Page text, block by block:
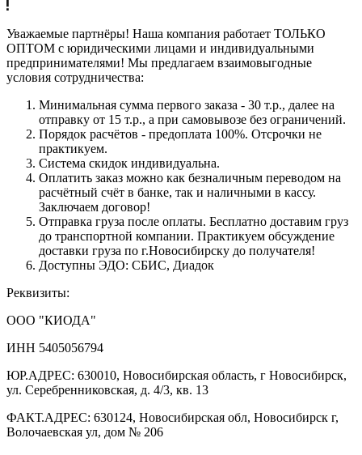
Уважаемые партнёры! Наша компания работает ТОЛЬКО
ОПТОМ с юридическими лицами и индивидуальными
предпринимателями! Мы предлагаем взаимовыгодные
условия сотрудничества:
Минимальная сумма первого заказа - 30 т.р., далее на
отправку от 15 т.р., а при самовывозе без ограничений.
Порядок расчётов - предоплата 100%. Отсрочки не
практикуем.
Система скидок индивидуальна.
Оплатить заказ можно как безналичным переводом на
расчётный счёт в банке, так и наличными в кассу.
Заключаем договор!
Отправка груза после оплаты. Бесплатно доставим груз
до транспортной компании. Практикуем обсуждение
доставки груза по г.Новосибирску до получателя!
Доступны ЭДО: СБИС, Диадок
Реквизиты:
ООО "КИОДА"
ИНН 5405056794
ЮР.АДРЕС: 630010, Новосибирская область, г Новосибирск,
ул. Серебренниковская, д. 4/3, кв. 13
ФАКТ.АДРЕС: 630124, Новосибирская обл, Новосибирск г,
Волочаевская ул, дом № 206